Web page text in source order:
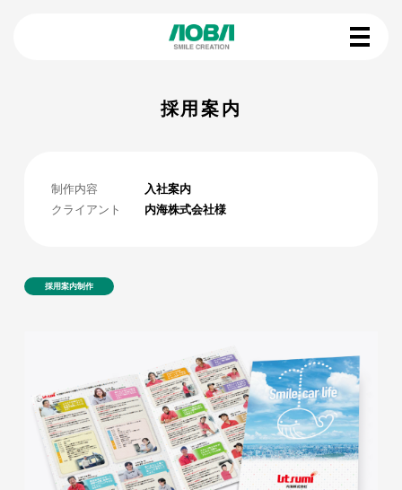
採用案内
制作内容
入社案内
クライアント
内海株式会社様
採用案内制作